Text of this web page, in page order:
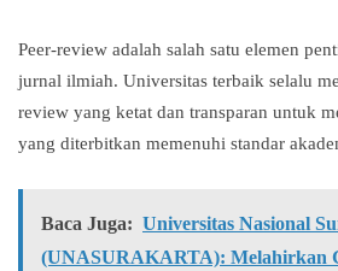
Peer-review adalah salah satu elemen
jurnal ilmiah. Universitas terbaik selalu
review yang ketat dan transparan untuk
yang diterbitkan memenuhi standar
Baca Juga: Universitas Nasional
(UNASURAKARTA): Melahirkan